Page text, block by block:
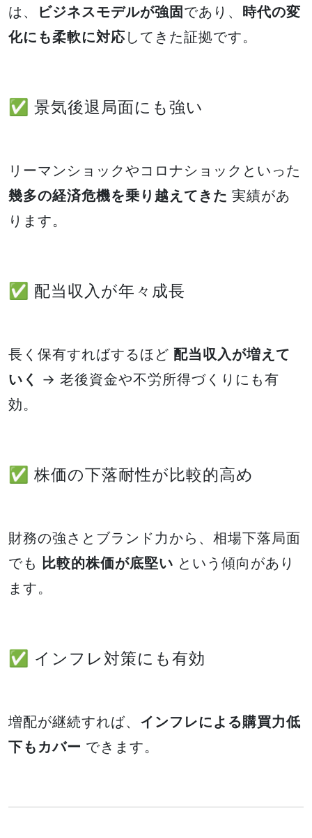
は、 ビジネスモデルが強固であり、 時代の変
化にも柔軟に対応してきた証拠です。
✅ 景気後退局面にも強い
リーマンショックやコロナショックといった
幾多の経済危機を乗り越えてきた 実績があ
ります。
✅ 配当収入が年々成長
長く保有すればするほど 配当収入が増えて
いく → 老後資金や不労所得づくりにも有
効。
✅ 株価の下落耐性が比較的高め
財務の強さとブランド力から、相場下落局面
でも 比較的株価が底堅い という傾向があり
ます。
✅ インフレ対策にも有効
増配が継続すれば、 インフレによる購買力低
下もカバー できます。